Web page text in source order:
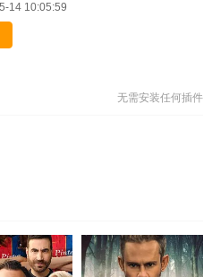
14 10:05:59
无需安装任何插件